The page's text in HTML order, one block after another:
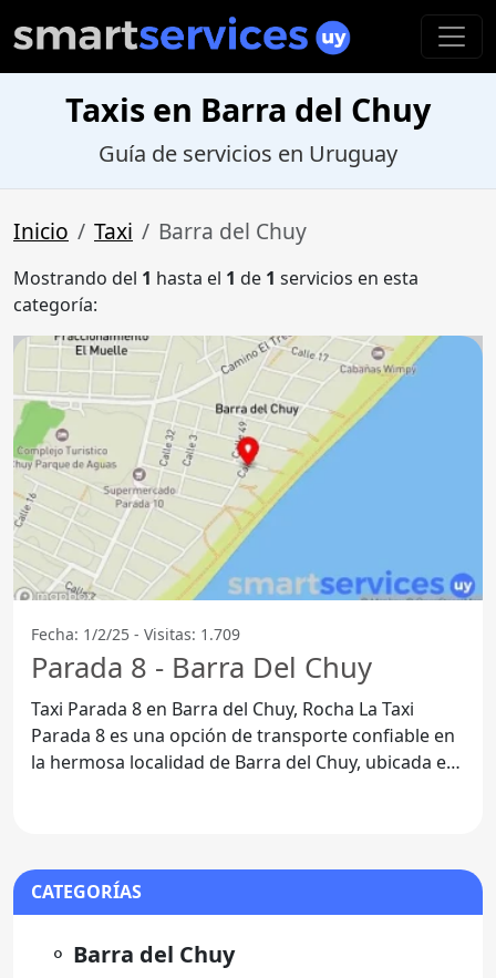
Taxis en Barra del Chuy
Guía de servicios en Uruguay
Inicio Taxi Barra del Chuy
Mostrando del 1 hasta el 1 de 1 servicios en esta
categoría:
Fecha: 1/2/25 - Visitas: 1.709
Parada 8 - Barra Del Chuy
Taxi Parada 8 en Barra del Chuy, Rocha La Taxi
Parada 8 es una opción de transporte confiable en
la hermosa localidad de Barra del Chuy, ubicada en
CATEGORÍAS
⚬ Barra del Chuy